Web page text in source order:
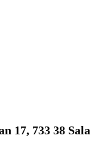
17, 733 38 Sala